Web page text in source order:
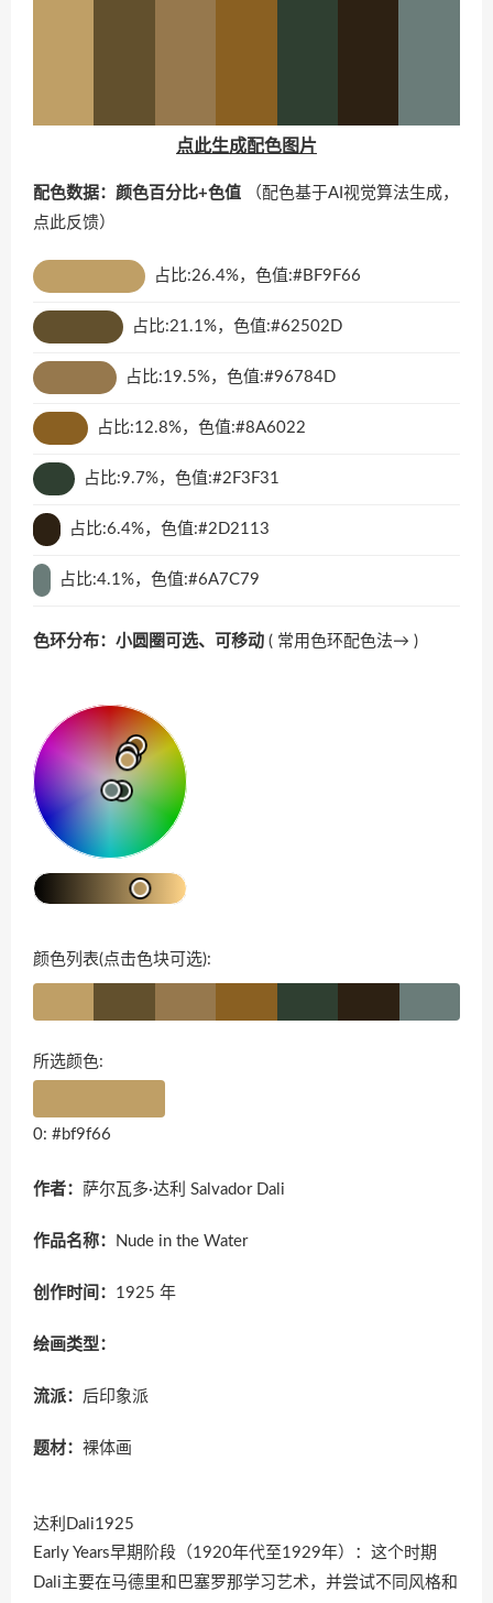
点此生成配色图片
配色数据：颜色百分比+色值 （配色基于AI视觉算法生成，
点此反馈）
占比:26.4%，色值:#BF9F66
占比:21.1%，色值:#62502D
占比:19.5%，色值:#96784D
占比:12.8%，色值:#8A6022
占比:9.7%，色值:#2F3F31
占比:6.4%，色值:#2D2113
占比:4.1%，色值:#6A7C79
色环分布：小圆圈可选、可移动 ( 常用色环配色法→ )
颜色列表(点击色块可选):
所选颜色:
0: #bf9f66
作者： 萨尔瓦多·达利 Salvador Dali
作品名称： Nude in the Water
创作时间： 1925 年
绘画类型：
流派： 后印象派
题材： 裸体画
达利Dali1925
Early Years早期阶段（1920年代至1929年）：这个时期
Dali主要在马德里和巴塞罗那学习艺术，并尝试不同风格和